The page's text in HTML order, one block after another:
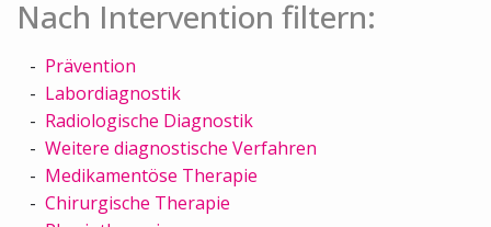
Nach Intervention filtern:
Prävention
Labordiagnostik
Radiologische Diagnostik
Weitere diagnostische Verfahren
Medikamentöse Therapie
Chirurgische Therapie